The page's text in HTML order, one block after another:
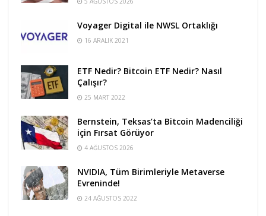
Voyager Digital ile NWSL Ortaklığı
16 ARALIK 2021
ETF Nedir? Bitcoin ETF Nedir? Nasıl
Çalışır?
25 MART 2022
Bernstein, Teksas’ta Bitcoin Madenciliği
için Fırsat Görüyor
4 AĞUSTOS 2026
NVIDIA, Tüm Birimleriyle Metaverse
Evreninde!
24 AĞUSTOS 2022